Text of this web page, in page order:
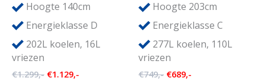
Hoogte 140cm
Energieklasse D
202L koelen, 16L
vriezen
€1.299,- Oorspronkelijke
€1.129,-
Hoogte 203cm
Energieklasse C
277L koelen, 110L
vriezen
€749,- Oorspronkelijke
€689,-